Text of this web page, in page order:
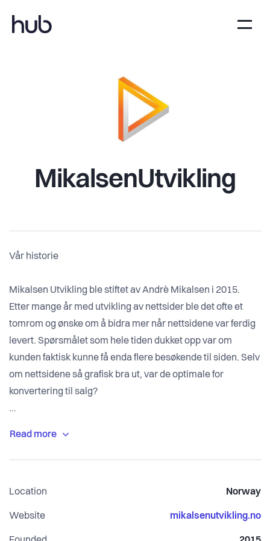
MikalsenUtvikling
Vår historie
Mikalsen Utvikling ble stiftet av Andrè Mikalsen i 2015.
Etter mange år med utvikling av nettsider ble det ofte et
tomrom og ønske om å bidra mer når nettsidene var ferdig
levert. Spørsmålet som hele tiden dukket opp var om
kunden faktisk kunne få enda flere besøkende til siden. Selv
om nettsidene så grafisk bra ut, var de optimale for
konvertering til salg?
jobb, var det på tide å omsette teori til praksis.
Vår første kunde fikk over 30 nye kunder den første
måneden, og måtte ansette 2 nye medarbeidere for å
Location Norway
Website mikalsenutvikling.no